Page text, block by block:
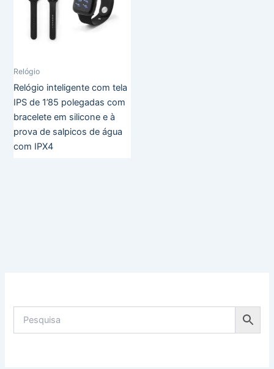
Relógio
Relógio inteligente com tela
IPS de 1’85 polegadas com
bracelete em silicone e à
prova de salpicos de água
com IPX4